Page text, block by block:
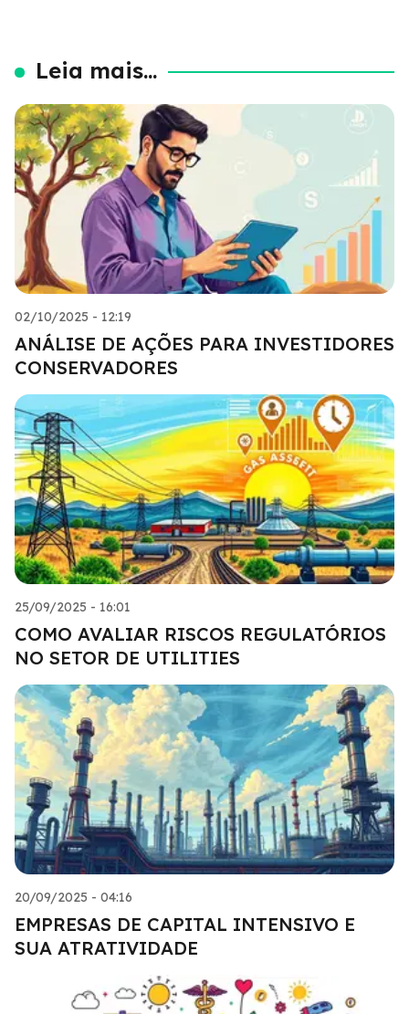
Leia mais...
02/10/2025 - 12:19
ANÁLISE DE AÇÕES PARA INVESTIDORES
CONSERVADORES
25/09/2025 - 16:01
COMO AVALIAR RISCOS REGULATÓRIOS
NO SETOR DE UTILITIES
20/09/2025 - 04:16
EMPRESAS DE CAPITAL INTENSIVO E
SUA ATRATIVIDADE